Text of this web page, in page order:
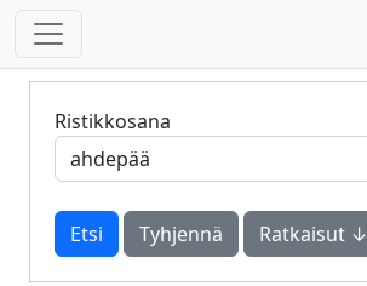
Ristikkosana
Tyhjennä Ratkaisut ↓